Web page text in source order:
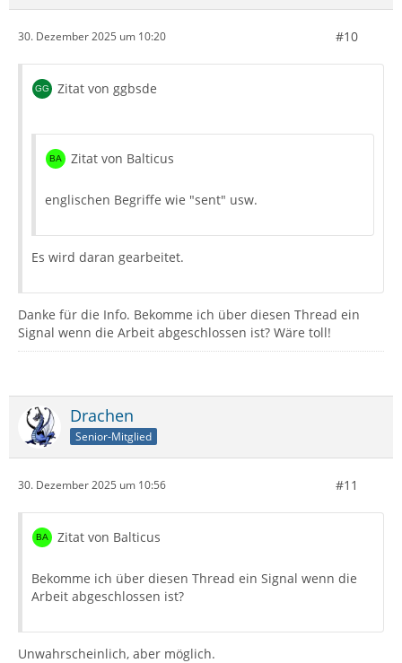
30. Dezember 2025 um 10:20 #10
Zitat von ggbsde
Zitat von Balticus
englischen Begriffe wie "sent" usw.
Es wird daran gearbeitet.
Danke für die Info. Bekomme ich über diesen Thread ein
Signal wenn die Arbeit abgeschlossen ist? Wäre toll!
Drachen
Senior-Mitglied
30. Dezember 2025 um 10:56 #11
Zitat von Balticus
Bekomme ich über diesen Thread ein Signal wenn die
Arbeit abgeschlossen ist?
Unwahrscheinlich, aber möglich.